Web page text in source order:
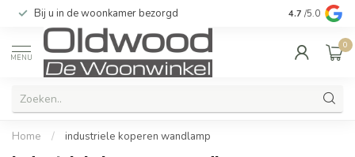
Bij u in de woonkamer bezorgd Kwaliteit &
4.7 /5.0
MENU
0
Home / industriele koperen wandlamp